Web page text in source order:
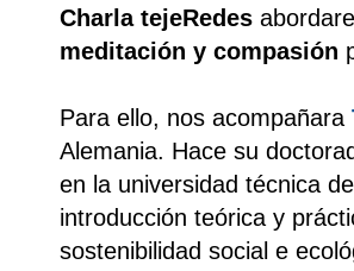
Charla tejeRedes
meditación y compasión
Para ello, nos acompañara
Alemania. Hace su
en la universidad técnica
introducción teórica y
sostenibilidad social e